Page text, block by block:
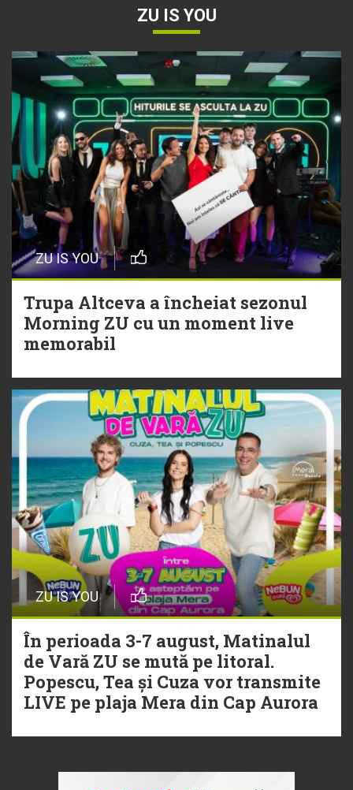
Bătălie strânsă la Hitul Monstru Al
Verii: Cabron versus Faydee
21 Iulie
Dă volumul mai tare! Cabron vine
cu Hitul Monstru al Verii
20 Iulie
Episod nou | Muzica Aia x DJ
Christian Thomson
20 Iulie
Torpedoul lui Morar: Theo Rose -
ZU IS YOU
ZU IS YOU
Trupa Altceva a încheiat sezonul
Morning ZU cu un moment live
memorabil
ZU IS YOU
În perioada 3-7 august, Matinalul
de Vară ZU se mută pe litoral.
Popescu, Tea și Cuza vor transmite
LIVE pe plaja Mera din Cap Aurora